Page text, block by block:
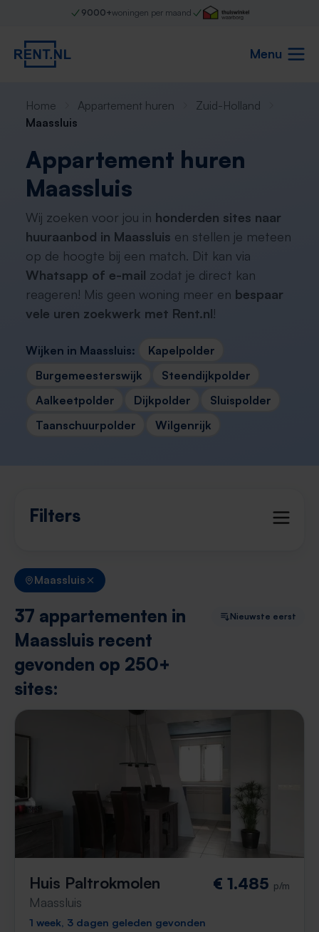
9000+woningen per maand
Menu
Home Appartement huren
Zuid-Holland
Maassluis
Appartement huren
Maassluis
Wij zoeken voor jou in honderden sites naar
huuraanbod in Maassluis en stellen je meteen
op de hoogte bij een match. Dit kan via
Whatsapp of e-mail zodat je direct kan
reageren! Mis geen woning meer en bespaar
vele uren zoekwerk met Rent.nl!
Wijken in Maassluis:
Kapelpolder
Burgemeesterswijk
Steendijkpolder
Aalkeetpolder
Dijkpolder
Sluispolder
Taanschuurpolder
Wilgenrijk
Filters
Maassluis
37 appartementen in
Maassluis recent
gevonden op 250+
sites:
Nieuwste eerst
Huis Paltrokmolen
Maassluis
€ 1.485 p/m
1 week, 3 dagen geleden gevonden